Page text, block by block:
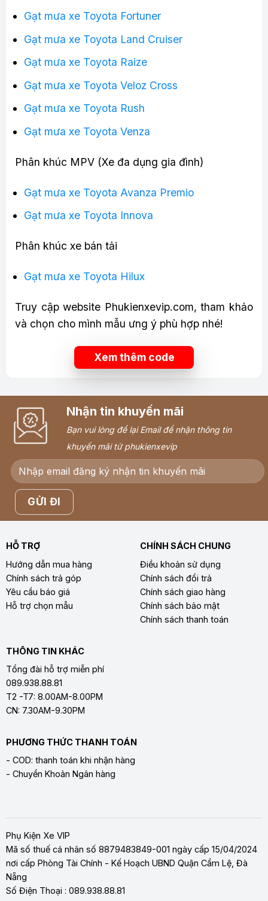
Gạt mưa xe Toyota Fortuner
Gạt mưa xe Toyota Land Cruiser
Gạt mưa xe Toyota Raize
Gạt mưa xe Toyota Veloz Cross
Gạt mưa xe Toyota Rush
Gạt mưa xe Toyota Venza
Phân khúc MPV (Xe đa dụng gia đình)
Gạt mưa xe Toyota Avanza Premio
Gạt mưa xe Toyota Innova
Phân khúc xe bán tải
Gạt mưa xe Toyota Hilux
Truy cập website Phukienxevip.com, tham khảo
và chọn cho mình mẫu ưng ý phù hợp nhé!
Xem thêm code
Nhận tin khuyến mãi
Bạn vui lòng để lại Email để nhận thông tin
khuyến mãi từ phukienxevip
HỖ TRỢ
Hướng dẫn mua hàng
Chính sách trả góp
Yêu cầu báo giá
Hỗ trợ chọn mẫu
CHÍNH SÁCH CHUNG
Điều khoản sử dụng
Chính sách đổi trả
Chính sách giao hàng
Chính sách bảo mật
Chính sách thanh toán
THÔNG TIN KHÁC
Tổng đài hỗ trợ miễn phí
089.938.88.81
T2 -T7: 8.00AM-8.00PM
CN: 7.30AM-9.30PM
PHƯƠNG THỨC THANH TOÁN
- COD: thanh toán khi nhận hàng
- Chuyển Khoản Ngân hàng
Phụ Kiện Xe VIP
Mã số thuế cá nhân số 8879483849-001 ngày cấp 15/04/2024
nơi cấp Phòng Tài Chính - Kế Hoạch UBND Quận Cẩm Lệ, Đà
Nẵng
Số Điện Thoại : 089.938.88.81